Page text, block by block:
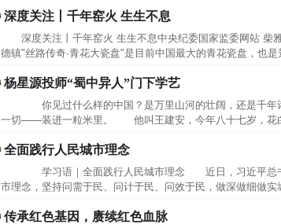
深度关注丨千年窑火 生生不息
深度关注丨千年窑火 生生不息中央纪委国家监委网站
德镇"丝路传奇·青花大瓷盘"是目前中国最大的青花瓷盘，也
杨星源投师“蜀中异人”门下学艺
你见过什么样的中国？是万里山河的壮阔，还是千
一切——装进一粒米里。 他叫王建安，今年八十七岁，花
全面践行人民城市理念
学习语｜全面践行人民城市理念 近日，习近平总书
市理念，坚持问需于民、问计于民、问效于民，做深做细做
传承红色基因，赓续红色血脉